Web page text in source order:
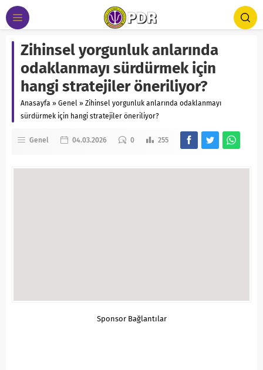
Zihinsel yorgunluk anlarında
odaklanmayı sürdürmek için
hangi stratejiler öneriliyor?
Anasayfa » Genel » Zihinsel yorgunluk anlarında odaklanmayı
sürdürmek için hangi stratejiler öneriliyor?
Genel 04.03.2026 0 255
Sponsor Bağlantılar